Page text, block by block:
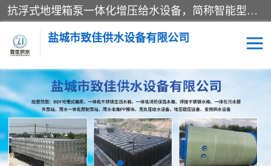
抗浮式地埋箱泵一体化增压给水设备，简称智能型泵站。它由由水泵机组、消防水箱、泵房三大部分组成，其抗浮效果好，因为设计时通过将底板与箱体联在一起，箱体重量抵消了地下水浮力。系统维护好，内部拉筋、泵站、管道，喷淋等各部运行正堂，无一损坏；结构更牢固。
盐城市致佳供水设备有限公司
消防一体化水箱 地埋箱泵一体化
一体化污水泵站